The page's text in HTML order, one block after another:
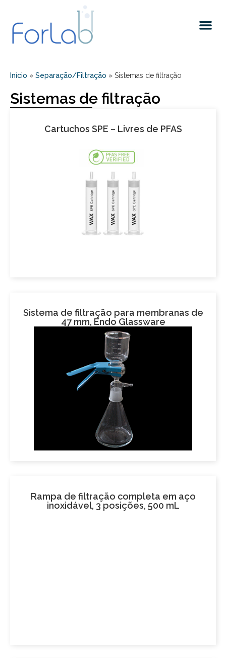
Início » Separação/Filtração » Sistemas de filtração
Sistemas de filtração
Cartuchos SPE – Livres de PFAS
Sistema de filtração para membranas de
47 mm, Endo Glassware
Rampa de filtração completa em aço
inoxidável, 3 posições, 500 mL